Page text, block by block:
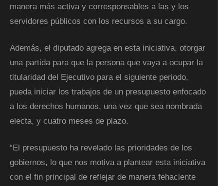
manera más activa y corresponsables a las y los
servidores públicos con los recursos a su cargo.
Además, el diputado agrega en esta iniciativa, otorgar
una partida para que la persona que vaya a ocupar la
titularidad del Ejecutivo para el siguiente periodo,
pueda iniciar los trabajos de un presupuesto enfocado
a los derechos humanos, una vez que sea nombrada
electa, y cuatro meses de plazo.
“El presupuesto ha revelado las prioridades de los
gobiernos, lo que nos motiva a plantear esta iniciativa
con el fin principal de reflejar de manera fehaciente